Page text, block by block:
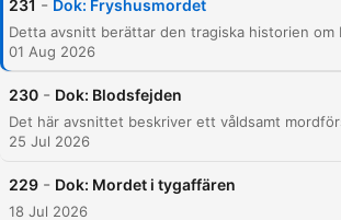
Mordet på Anders
00:39:27 Misshandeln och
00:51:01
231 Dok: Fryshusmordet
01 Aug 2026
230 - Dok: Blodsfejden
25 Jul 2026
229 - Dok: Mordet i tygaffären
18 Jul 2026